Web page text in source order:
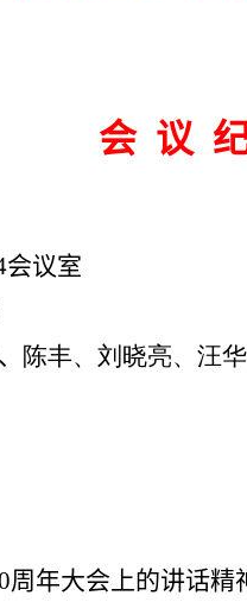
会 议
会议室
、 陈丰、刘晓亮、汪
周年大会上的讲话精